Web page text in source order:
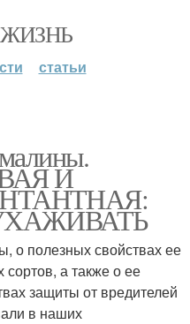
статьи
И
о полезных свойствах ее
а также о ее
защиты от вредителей
в наших